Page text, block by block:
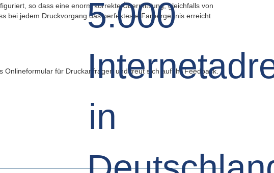
so dass eine enorm korrekte Übermittlung, gleichfalls von
bei jedem Druckvorgang das perfekteste Farbergebnis erreicht
für Druckanfragen und freut sich auf Ihr Feedback.